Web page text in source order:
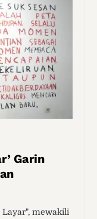
Garin
Layar", mewakili